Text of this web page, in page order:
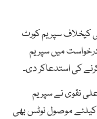
کیخلاف سپریم کورٹ
میں سپریم
کی استدعاکر دی۔
نقوی نے سپریم
کیلئے موصول نوٹس بھی